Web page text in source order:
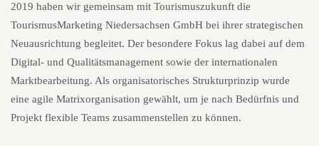
2019 haben wir gemeinsam mit Tourismuszukunft die
TourismusMarketing Niedersachsen GmbH bei ihrer strategischen
Neuausrichtung begleitet. Der besondere Fokus lag dabei auf dem
Digital- und Qualitätsmanagement sowie der internationalen
Marktbearbeitung. Als organisatorisches Strukturprinzip wurde
eine agile Matrixorganisation gewählt, um je nach Bedürfnis und
Projekt flexible Teams zusammenstellen zu können.